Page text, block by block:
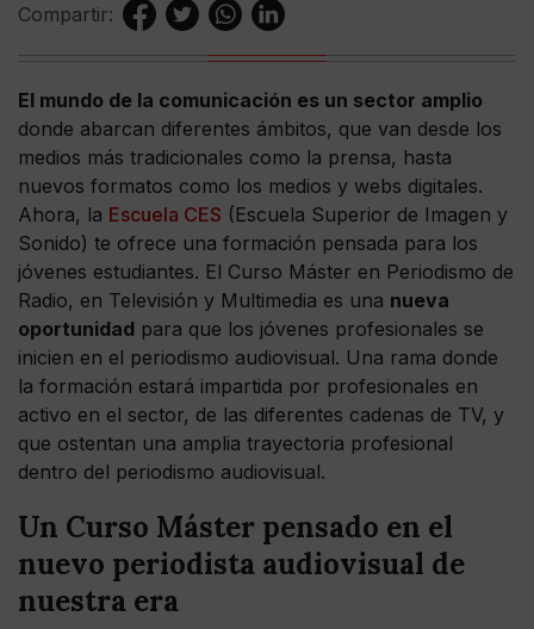
Compartir:
El mundo de la comunicación es un sector amplio
donde abarcan diferentes ámbitos, que van desde los
medios más tradicionales como la prensa, hasta
nuevos formatos como los medios y webs digitales.
Ahora, la Escuela CES (Escuela Superior de Imagen y
Sonido) te ofrece una formación pensada para los
jóvenes estudiantes. El Curso Máster en Periodismo de
Radio, en Televisión y Multimedia es una nueva
oportunidad para que los jóvenes profesionales se
inicien en el periodismo audiovisual. Una rama donde
la formación estará impartida por profesionales en
activo en el sector, de las diferentes cadenas de TV, y
que ostentan una amplia trayectoria profesional
dentro del periodismo audiovisual.
Un Curso Máster pensado en el
nuevo periodista audiovisual de
nuestra era